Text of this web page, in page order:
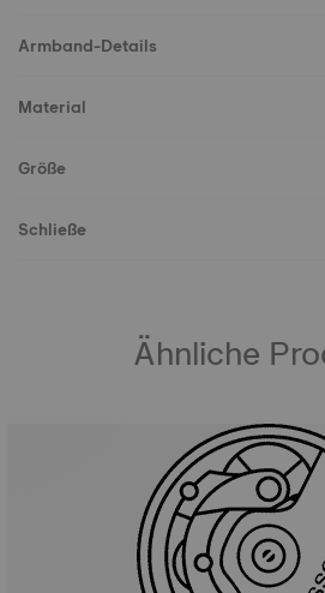
Armband-Details
Material
Größe
Schließe
Ähnliche